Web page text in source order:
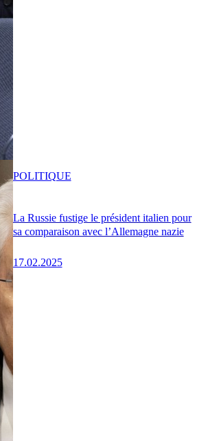
La Russie fustige le président italien pour
sa comparaison avec l’Allemagne nazie
17.02.2025
POLITIQUE